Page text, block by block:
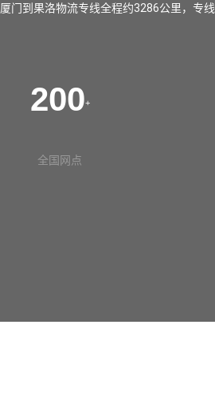
厦门到果洛物流专线全程约3286公里，专
200+
全国网点